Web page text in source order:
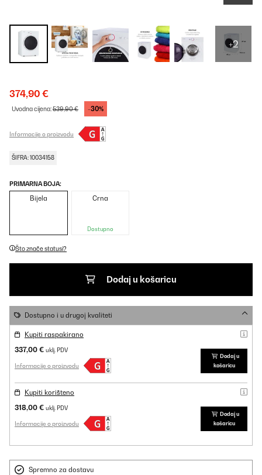
+2
374,90 €
Uvodna cijena:539,90 € -30%
Informacije o proizvodu
ŠIFRA: 10034158
PRIMARNA BOJA:
Bijela Crna
Dostupno
Što znače statusi?
Dodaj u košaricu
Dostupno i u drugoj kvaliteti
Kupiti raspakirano
337,00 € uklj. PDV
Informacije o proizvodu
Dodaj u
košaricu
Kupiti korišteno
318,00 € uklj. PDV
Informacije o proizvodu
Dodaj u
košaricu
Spremno za dostavu